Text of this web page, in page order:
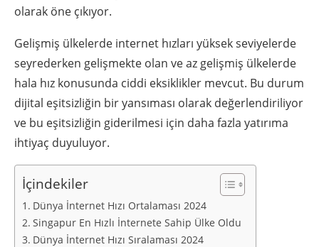
olarak öne çıkıyor.
Gelişmiş ülkelerde internet hızları yüksek seviyelerde
seyrederken gelişmekte olan ve az gelişmiş ülkelerde
hala hız konusunda ciddi eksiklikler mevcut. Bu durum
dijital eşitsizliğin bir yansıması olarak değerlendiriliyor
ve bu eşitsizliğin giderilmesi için daha fazla yatırıma
ihtiyaç duyuluyor.
İçindekiler
Dünya İnternet Hızı Ortalaması 2024
Singapur En Hızlı İnternete Sahip Ülke Oldu
Dünya İnternet Hızı Sıralaması 2024